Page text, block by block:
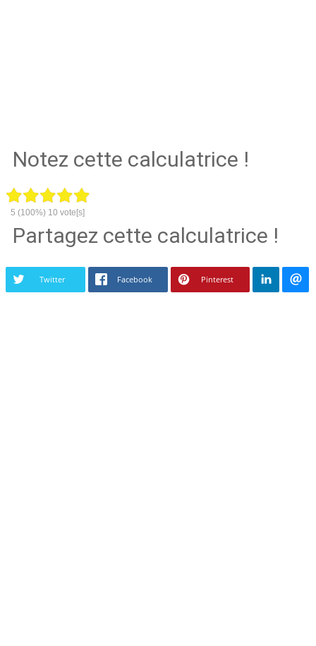
Notez cette calculatrice !
5 (100%) 10 vote[s]
Partagez cette calculatrice !
Twitter Facebook Pinterest